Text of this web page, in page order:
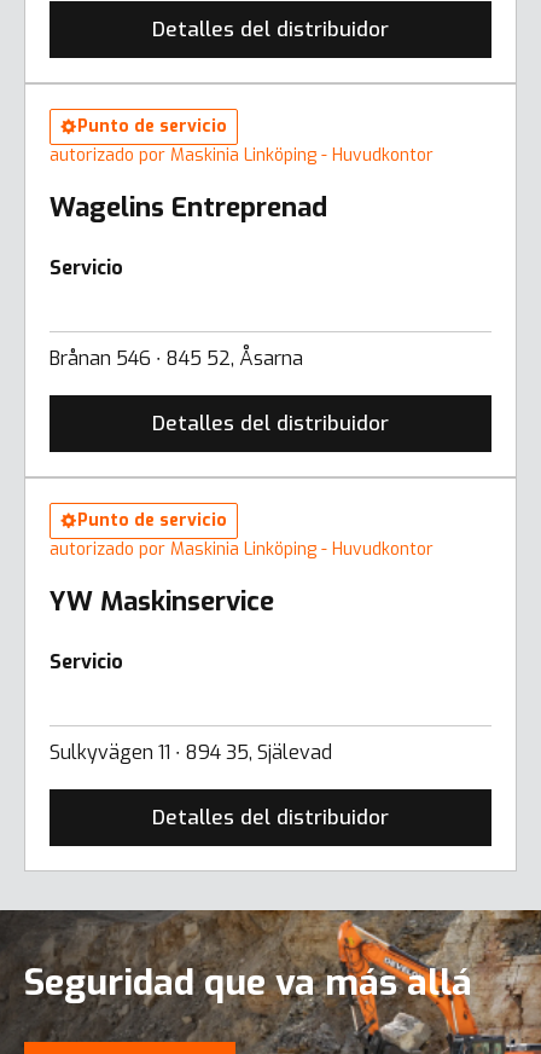
Detalles del distribuidor
Punto de servicio
autorizado por Maskinia Linköping - Huvudkontor
Wagelins Entreprenad
Servicio
Brånan 546 ∙ 845 52, Åsarna
Detalles del distribuidor
Punto de servicio
autorizado por Maskinia Linköping - Huvudkontor
YW Maskinservice
Servicio
Sulkyvägen 11 ∙ 894 35, Själevad
Detalles del distribuidor
Seguridad que va más allá